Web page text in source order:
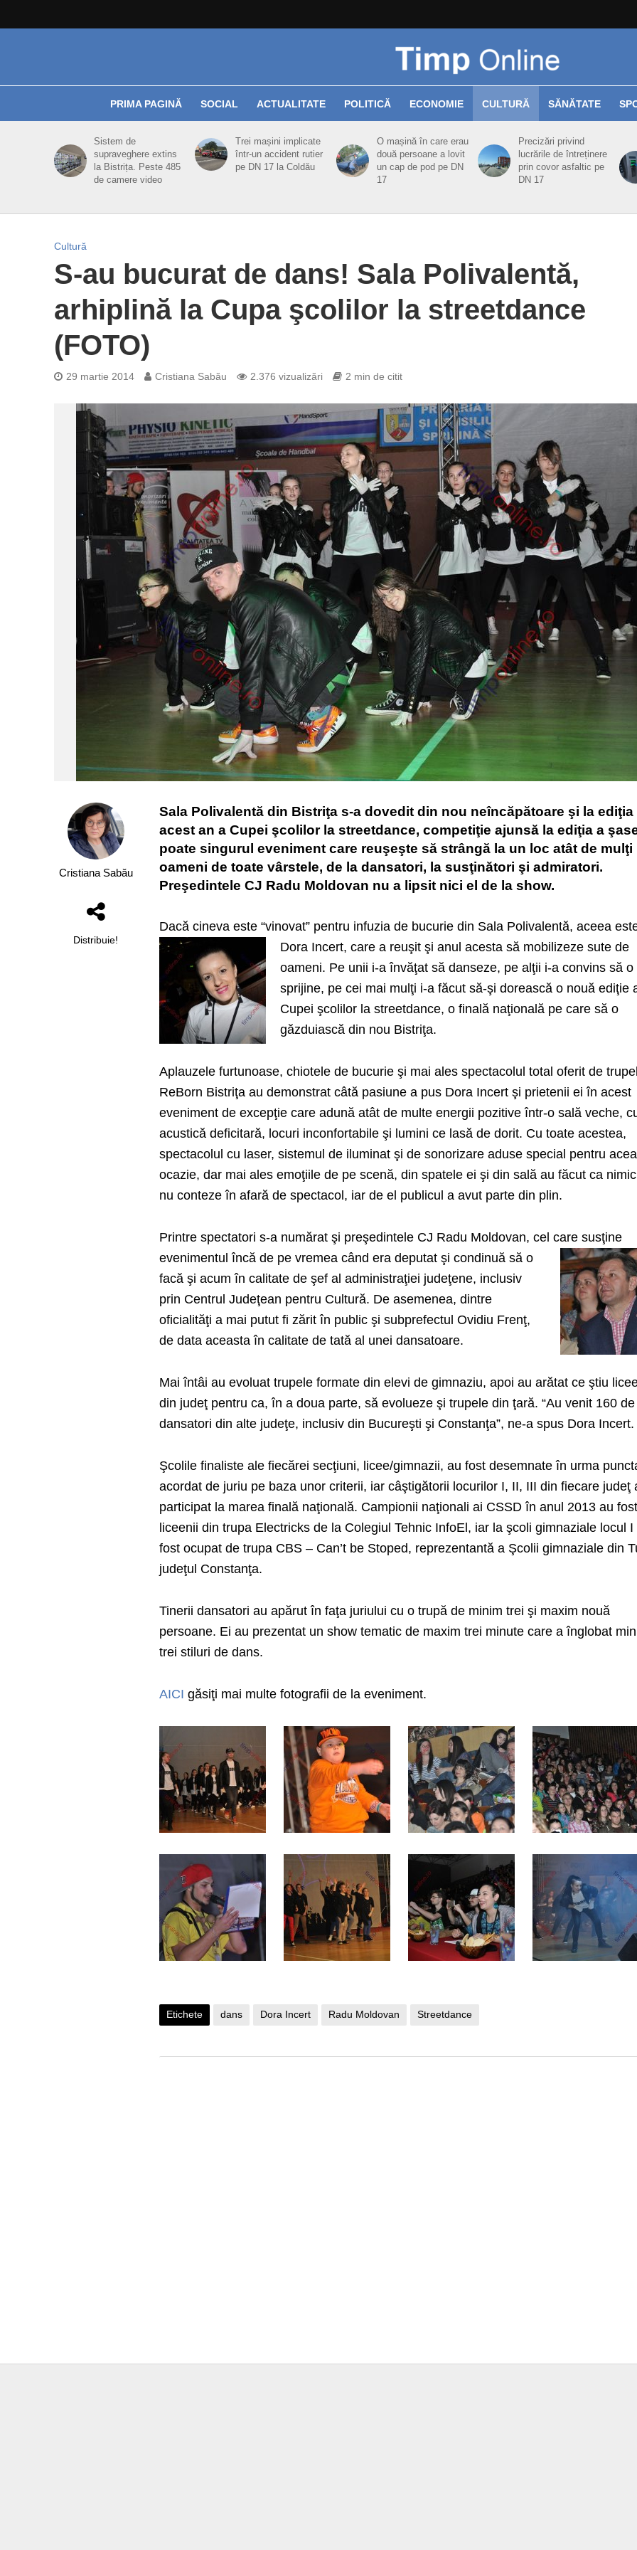
PRIMA PAGINĂ SOCIAL ACTUALITATE POLITICĂ ECONOMIE CULTURĂ SĂNĂTATE
Sistem de
supraveghere extins
la Bistrița. Peste 485
de camere video
Trei mașini implicate
într-un accident rutier
pe DN 17 la Coldău
O mașină în care erau
două persoane a lovit
un cap de pod pe DN
17
Precizări privind
lucrările de întreținere
prin covor asfaltic pe
DN 17
Cultură
S-au bucurat de dans! Sala Polivalentă,
arhiplină la Cupa şcolilor la streetdance
(FOTO)
29 martie 2014 Cristiana Sabău 2.376 vizualizări 2 min de citit
Cristiana Sabău
Distribuie!
Sala Polivalentă din Bistriţa s-a dovedit din nou neîncăpătoare şi la ediţia
acest an a Cupei şcolilor la streetdance, competiţie ajunsă la ediţia a
poate singurul eveniment care reuşeşte să strângă la un loc atât de mulţi
oameni de toate vârstele, de la dansatori, la susţinători şi admiratori.
Preşedintele CJ Radu Moldovan nu a lipsit nici el de la show.
Dacă cineva este “vinovat” pentru infuzia de bucurie din Sala Polivalentă, aceea
Dora Incert, care a reuşit şi anul acesta să mobilizeze sute de
oameni. Pe unii i-a învăţat să danseze, pe alţii i-a convins să o
sprijine, pe cei mai mulţi i-a făcut să-şi dorească o nouă ediţie
Cupei şcolilor la streetdance, o finală naţională pe care să o
găzduiască din nou Bistriţa.
Aplauzele furtunoase, chiotele de bucurie şi mai ales spectacolul total oferit de
ReBorn Bistriţa au demonstrat câtă pasiune a pus Dora Incert şi prietenii ei în acest
eveniment de excepţie care adună atât de multe energii pozitive într-o sală veche,
acustică deficitară, locuri inconfortabile şi lumini ce lasă de dorit. Cu toate acestea,
spectacolul cu laser, sistemul de iluminat şi de sonorizare aduse special pentru
ocazie, dar mai ales emoţiile de pe scenă, din spatele ei şi din sală au făcut ca
nu conteze în afară de spectacol, iar de el publicul a avut parte din plin.
Printre spectatori s-a numărat şi preşedintele CJ Radu Moldovan, cel care susţine
evenimentul încă de pe vremea când era deputatşi condinuă să o
facă şi acum în calitate de şef al administraţiei judeţene, inclusiv
prin Centrul Judeţean pentru Cultură. De asemenea, dintre
oficialităţi a mai putut fi zărit în public şi subprefectul Ovidiu Frenţ,
de data aceasta în calitate de tată al unei dansatoare.
Mai întâi au evoluat trupele formate din elevi de gimnaziu, apoi au arătat ce ştiu
din judeţ pentru ca, în a doua parte, să evolueze şi trupele din ţară. “Au venit 160 de
dansatori din alte judeţe, inclusiv din Bucureşti şi Constanţa”, ne-a spus Dora Incert.
Şcolile finaliste ale fiecărei secţiuni, licee/gimnazii, au fost desemnate în urma
acordat de juriu pe baza unor criterii, iar câştigătorii locurilor I, II, III din fiecare judeţ
participat la marea finală naţională. Campionii naţionali ai CSSD în anul 2013 au
liceenii din trupa Electricks de la Colegiul Tehnic InfoEl, iar la şcoli gimnaziale locul I
fost ocupat de trupa CBS – Can’t be Stoped, reprezentantă a Şcolii gimnaziale din
judeţul Constanţa.
Tinerii dansatori au apărut în faţa juriului cu o trupă de minim trei şi maxim nouă
persoane. Ei au prezentat un show tematic de maxim trei minute care a înglobat
trei stiluri de dans.
AICIgăsiţi mai multe fotografii de la eveniment.
Etichete dans Dora Incert Radu Moldovan Streetdance